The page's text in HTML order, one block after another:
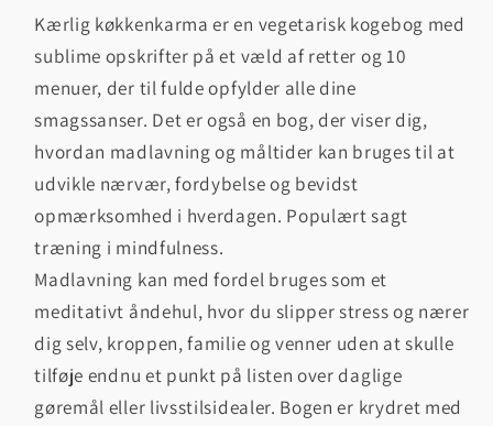
Kærlig køkkenkarma er en vegetarisk kogebog med
sublime opskrifter på et væld af retter og 10
menuer, der til fulde opfylder alle dine
smagssanser. Det er også en bog, der viser dig,
hvordan madlavning og måltider kan bruges til at
udvikle nærvær, fordybelse og bevidst
opmærksomhed i hverdagen. Populært sagt
træning i mindfulness.
Madlavning kan med fordel bruges som et
meditativt åndehul, hvor du slipper stress og nærer
dig selv, kroppen, familie og venner uden at skulle
tilføje endnu et punkt på listen over daglige
gøremål eller livsstilsidealer. Bogen er krydret med